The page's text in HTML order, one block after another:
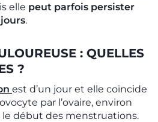
elle peut parfois persister
.
: QUELLES
?
est d’un jour et elle coïncide
par l’ovaire, environ
le début des menstruations.